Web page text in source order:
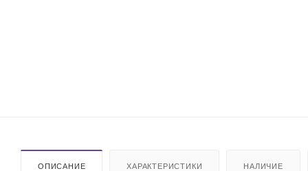
ОПИСАНИЕ ХАРАКТЕРИСТИКИ НАЛИЧИЕ